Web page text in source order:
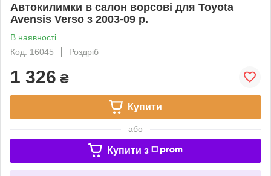
Автокилимки в салон ворсові для Toyota
Avensis Verso з 2003-09 р.
В наявності
Код: 16045
Роздріб
1 326 ₴
Купити
або
Купити з